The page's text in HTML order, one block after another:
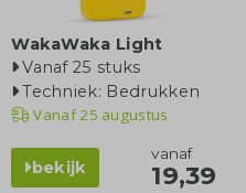
WakaWaka Light
Vanaf 25 stuks
Techniek: Bedrukken
Vanaf25 augustus
bekijk
vanaf
19,39